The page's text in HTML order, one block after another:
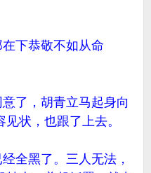
在下恭敬不如从命
了，胡青立马起身向
状，也跟了上去。
全黑了。三人无法，